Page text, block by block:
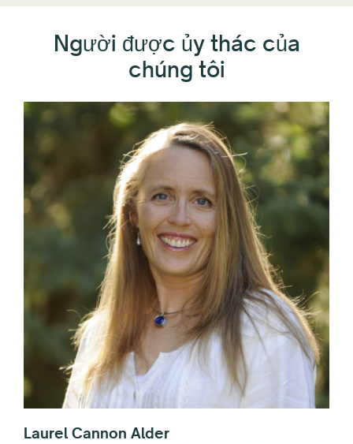
Người được ủy thác của
chúng tôi
Laurel Cannon Alder